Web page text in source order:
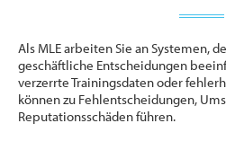
Als MLE arbeiten Sie an Systemen,
geschäftliche Entscheidungen
verzerrte Trainingsdaten oder
können zu Fehlentscheidungen,
Reputationsschäden führen.